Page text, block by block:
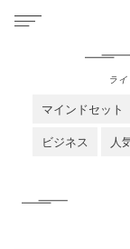
ラ
マインドセット
ビジネス
人